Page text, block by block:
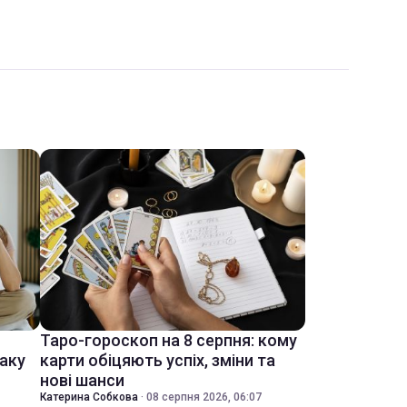
Таро-гороскоп на 8 серпня: кому
карти обіцяють успіх, зміни та
нові шанси
Катерина Собкова · 08 серпня 2026, 06:07